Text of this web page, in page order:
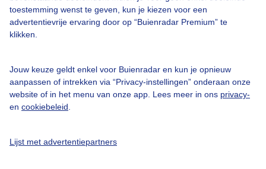
toestemming wenst te geven, kun je kiezen voor een
advertentievrije ervaring door op “Buienradar Premium” te
klikken.
Jouw keuze geldt enkel voor Buienradar en kun je opnieuw
aanpassen of intrekken via “Privacy-instellingen” onderaan onze
website of in het menu van onze app. Lees meer in ons privacy-
en cookiebeleid
Lijst met advertentiepartners
Bedrijfsgegevens
Veelgestelde vragen
Toegankelijkheid
Gebruikersvoorwaarden
Adverteren
Privacy beleid